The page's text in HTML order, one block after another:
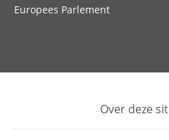
Europees Parlement
Footer
Over deze